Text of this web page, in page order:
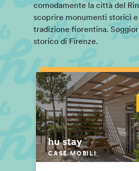
comodamente la città del
scoprire monumenti storici
tradizione fiorentina.
storico di Firenze.
hu stay
CASE MOBILI